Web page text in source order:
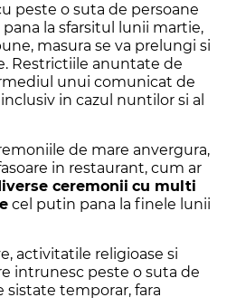
peste o suta de persoane
la sfarsitul lunii martie,
masura se va prelungi si
Restrictiile anuntate de
unui comunicat de
in cazul nuntilor si al
de mare anvergura,
in restaurant, cum ar
ceremonii cu multi
cel putin pana la finele lunii
activitatile religioase si
intrunesc peste o suta de
sistate temporar, fara